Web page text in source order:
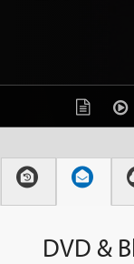
DVD &